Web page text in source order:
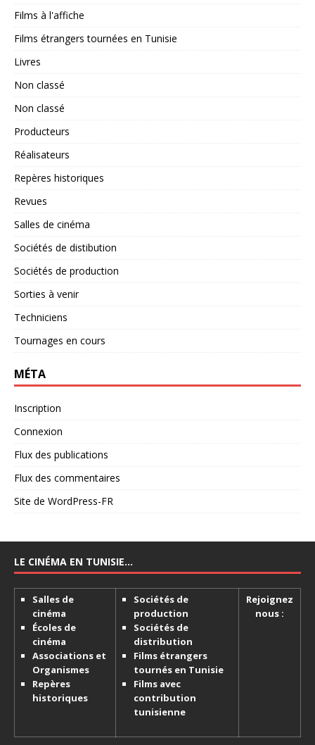
Films à l'affiche
Films étrangers tournées en Tunisie
Livres
Non classé
Non classé
Producteurs
Réalisateurs
Repères historiques
Revues
Salles de cinéma
Sociétés de distibution
Sociétés de production
Sorties à venir
Techniciens
Tournages en cours
MÉTA
Inscription
Connexion
Flux des publications
Flux des commentaires
Site de WordPress-FR
LE CINÉMA EN TUNISIE…
Salles de
cinéma
Écoles de
cinéma
Associations et
Organismes
Repères
historiques
Sociétés de
production
Sociétés de
distribution
Films étrangers
tournés en Tunisie
Films avec
contribution
tunisienne
Rejoignez
nous :